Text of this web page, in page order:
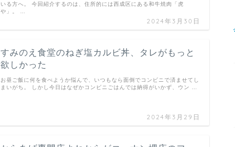
2024年3月30日
いる方へ。 今回紹介するのは、住所的には西成区にある和牛焼肉「虎
や」。 …
すみのえ食堂のねぎ塩カルビ丼、タレがもっと
欲しかった
2024年3月29日
お昼ご飯に何を食べようか悩んで、いつもなら面倒でコンビニで済ませてし
まいがち。 しかし今日はなぜかコンビニごはんでは納得がいかず、ウン …